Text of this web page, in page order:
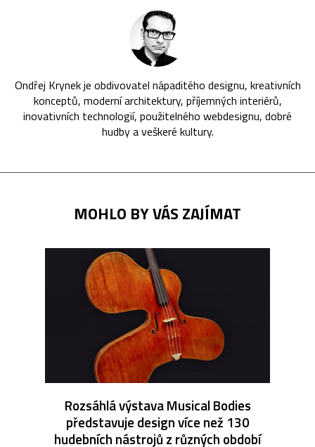
Ondřej Krynek je obdivovatel nápaditého designu, kreativních
konceptů, moderní architektury, příjemných interiérů,
inovativních technologií, použitelného webdesignu, dobré
hudby a veškeré kultury.
MOHLO BY VÁS ZAJÍMAT
Rozsáhlá výstava Musical Bodies
představuje design více než 130
hudebních nástrojů z různých období